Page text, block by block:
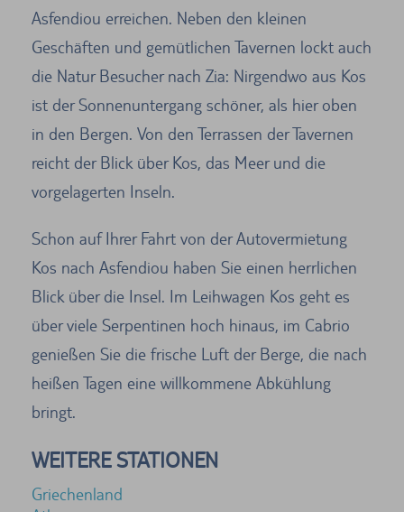
Asfendiou erreichen. Neben den kleinen
Geschäften und gemütlichen Tavernen lockt auch
die Natur Besucher nach Zia: Nirgendwo aus Kos
ist der Sonnenuntergang schöner, als hier oben
in den Bergen. Von den Terrassen der Tavernen
reicht der Blick über Kos, das Meer und die
vorgelagerten Inseln.
Schon auf Ihrer Fahrt von der Autovermietung
Kos nach Asfendiou haben Sie einen herrlichen
Blick über die Insel. Im Leihwagen Kos geht es
über viele Serpentinen hoch hinaus, im Cabrio
genießen Sie die frische Luft der Berge, die nach
heißen Tagen eine willkommene Abkühlung
bringt.
WEITERE STATIONEN
Griechenland